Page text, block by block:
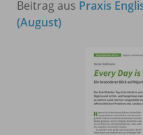
Beitrag aus Praxis
(August)